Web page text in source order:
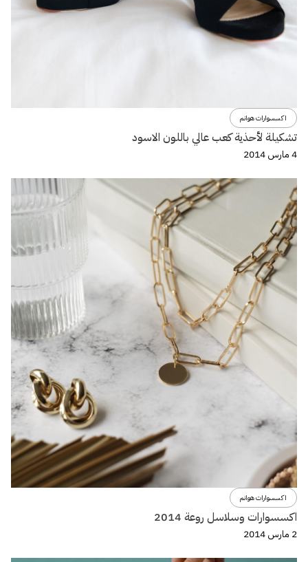
اكسسوارات هوانم
تشكيلة لأحذية كعب عالي باللون الاسود
4 مارس 2014
اكسسوارات هوانم
اكسسوارات وسلاسل روعة 2014
2 مارس 2014